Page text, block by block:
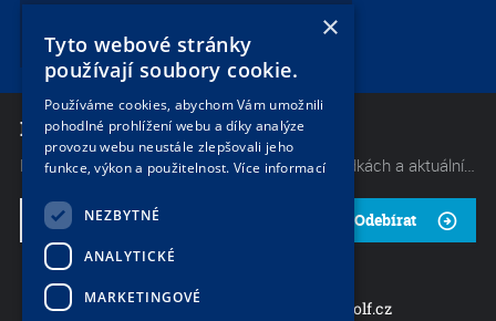
NEWSLETTER
Mějte neustále přehled o těch nejlepších nabídkách a aktuálních akcích od naší společnosti. Začněte odebírat náš občasný zpravodaj.
Odebírat
+420 733 736 523 charter@seawolf.cz
×
Tyto webové stránky
používají soubory cookie.
Používáme cookies, abychom Vám umožnili
pohodlné prohlížení webu a díky analýze
provozu webu neustále zlepšovali jeho
funkce, výkon a použitelnost.Více informací
NEZBYTNÉ
ANALYTICKÉ
MARKETINGOVÉ